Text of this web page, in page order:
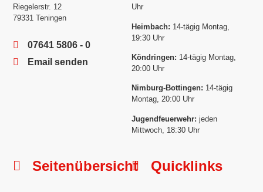
Riegelerstr. 12
79331 Teningen
07641 5806 - 0
Email senden
Uhr
Heimbach: 14-tägig Montag,
19:30 Uhr
Köndringen: 14-tägig Montag,
20:00 Uhr
Nimburg-Bottingen: 14-tägig
Montag, 20:00 Uhr
Jugendfeuerwehr: jeden
Mittwoch, 18:30 Uhr
Seitenübersicht Quicklinks